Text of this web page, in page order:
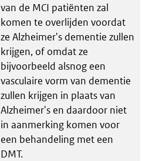
van de MCI patiënten zal
komen te overlijden voordat
ze Alzheimer's dementie zullen
krijgen, of omdat ze
bijvoorbeeld alsnog een
vasculaire vorm van dementie
zullen krijgen in plaats van
Alzheimer's en daardoor niet
in aanmerking komen voor
een behandeling met een
DMT.